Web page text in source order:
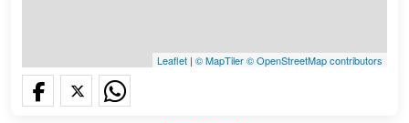
Leaflet | © MapTiler© OpenStreetMap contributors